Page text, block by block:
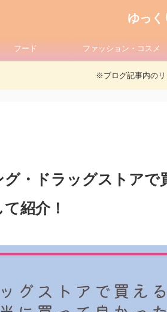
ゆっく
フード ファッション・コスメ
※ブログ記事内の
・ドラッグストアで
紹介！